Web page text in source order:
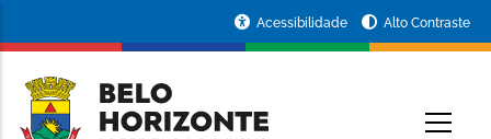
conteúdo
principal
da
Prefeitura
Acessibilidade Alto Contraste